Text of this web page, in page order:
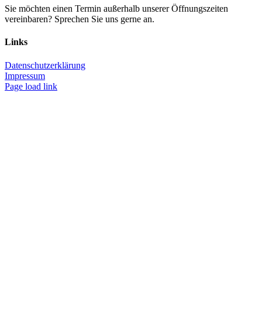
Sie möchten einen Termin außerhalb unserer Öffnungszeiten
vereinbaren? Sprechen Sie uns gerne an.
Links
Datenschutzerklärung
Impressum
Page load link